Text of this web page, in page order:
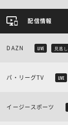
配信情報
DAZN LIVE 見逃し
パ・リーグTV LIVE
イージースポーツ